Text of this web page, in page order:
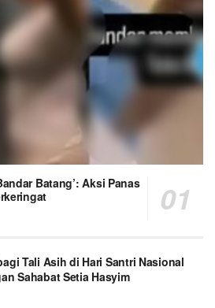
Batang’: Aksi Panas
Tali Asih di Hari Santri Nasional
Sahabat Setia Hasyim